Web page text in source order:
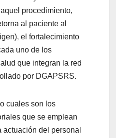
procedimiento,
al paciente al
el fortalecimiento
uno de los
que integran la red
por DGAPSRS.
cuales son los
que se emplean
del personal